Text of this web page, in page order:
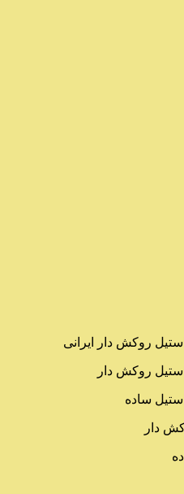
روکش دار ایرانی
روکش دار
ساده
دار